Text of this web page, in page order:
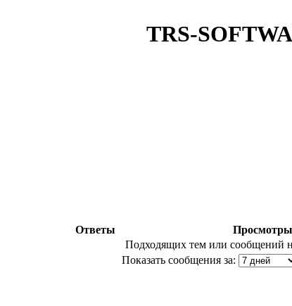
TRS-
Ответы Просмотры
Подходящих тем или сообщений
Показать сообщения за: